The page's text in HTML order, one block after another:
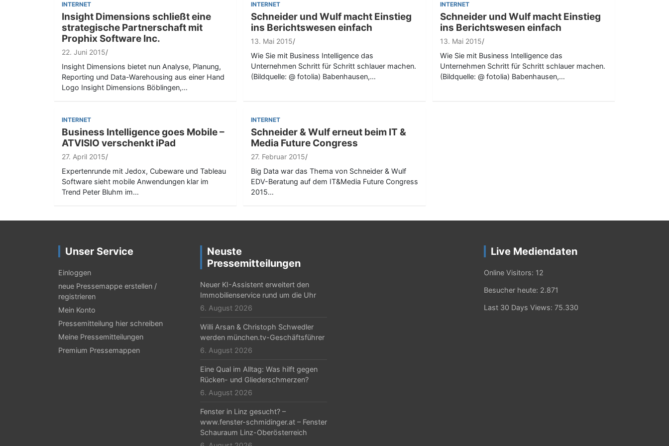
INTERNET
Insight Dimensions schließt eine
strategische Partnerschaft mit
Prophix Software Inc.
22. Juni 2015
Insight Dimensions bietet nun Analyse, Planung,
Reporting und Data-Warehousing aus einer Hand
Logo Insight Dimensions Böblingen,…
INTERNET
Schneider und Wulf macht Einstieg
ins Berichtswesen einfach
13. Mai 2015
Wie Sie mit Business Intelligence das
Unternehmen Schritt für Schritt schlauer machen.
(Bildquelle: @ fotolia) Babenhausen,…
INTERNET
Schneider und Wulf macht Einstieg
ins Berichtswesen einfach
13. Mai 2015
Wie Sie mit Business Intelligence das
Unternehmen Schritt für Schritt schlauer machen.
(Bildquelle: @ fotolia) Babenhausen,…
INTERNET
Business Intelligence goes Mobile –
ATVISIO verschenkt iPad
27. April 2015
Expertenrunde mit Jedox, Cubeware und Tableau
Software sieht mobile Anwendungen klar im
Trend Peter Bluhm im…
INTERNET
Schneider & Wulf erneut beim IT &
Media Future Congress
27. Februar 2015
Big Data war das Thema von Schneider & Wulf
EDV-Beratung auf dem IT&Media Future Congress
2015…
Unser Service
Einloggen
neue Pressemappe erstellen /
registrieren
Mein Konto
Pressemitteilung hier schreiben
Meine Pressemitteilungen
Premium Pressemappen
Neuste
Pressemitteilungen
Neuer KI-Assistent erweitert den
Immobilienservice rund um die Uhr
6. August 2026
Willi Arsan & Christoph Schwedler
werden münchen.tv-Geschäftsführer
6. August 2026
Eine Qual im Alltag: Was hilft gegen
Rücken- und Gliederschmerzen?
6. August 2026
Fenster in Linz gesucht? –
www.fenster-schmidinger.at – Fenster
Schauraum Linz-Oberösterreich
Live Mediendaten
Online Visitors: 12
Besucher heute: 2.871
Last 30 Days Views: 75.330